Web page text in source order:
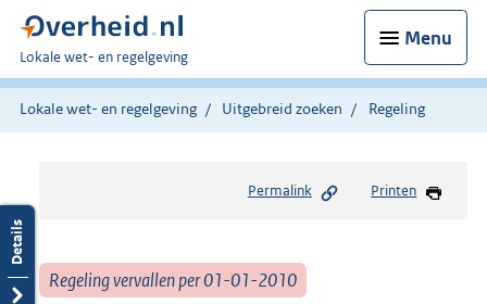
Menu
U
bent
hier:
Lokale wet- en regelgeving
Lokale wet- en regelgeving Uitgebreid zoeken Regeling
Permalink Printen
Regeling vervallen per 01-01-2010